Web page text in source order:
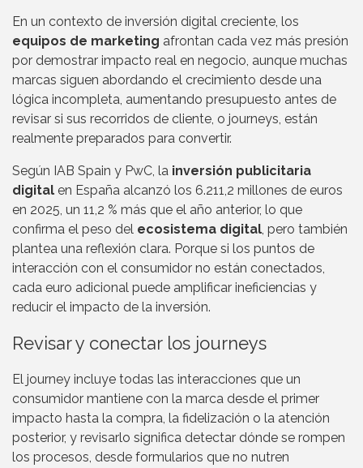
En un contexto de inversión digital creciente, los
equipos de marketing afrontan cada vez más presión
por demostrar impacto real en negocio, aunque muchas
marcas siguen abordando el crecimiento desde una
lógica incompleta, aumentando presupuesto antes de
revisar si sus recorridos de cliente, o journeys, están
realmente preparados para convertir.
Según IAB Spain y PwC, la inversión publicitaria
digital en España alcanzó los 6.211,2 millones de euros
en 2025, un 11,2 % más que el año anterior, lo que
confirma el peso del ecosistema digital, pero también
plantea una reflexión clara. Porque si los puntos de
interacción con el consumidor no están conectados,
cada euro adicional puede amplificar ineficiencias y
reducir el impacto de la inversión.
Revisar y conectar los journeys
El journey incluye todas las interacciones que un
consumidor mantiene con la marca desde el primer
impacto hasta la compra, la fidelización o la atención
posterior, y revisarlo significa detectar dónde se rompen
los procesos, desde formularios que no nutren